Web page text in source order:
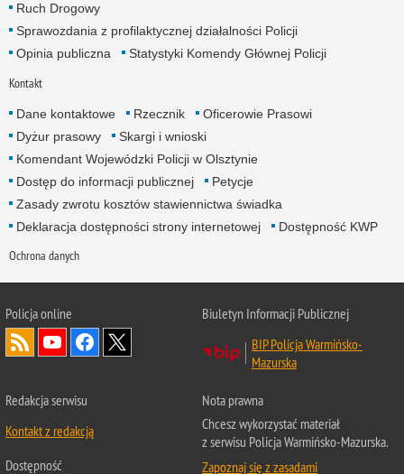
Ruch Drogowy
Sprawozdania z profilaktycznej działalności Policji
Opinia publiczna
Statystyki Komendy Głównej Policji
Kontakt
Dane kontaktowe Rzecznik
Oficerowie Prasowi
Dyżur prasowy
Skargi i wnioski
Komendant Wojewódzki Policji w Olsztynie
Dostęp do informacji publicznej
Petycje
Zasady zwrotu kosztów stawiennictwa świadka
Deklaracja dostępności strony internetowej
Dostępność KWP
Ochrona danych
Policja online
Biuletyn Informacji Publicznej
BIP Policja Warmińsko-
Mazurska
Redakcja serwisu
Kontakt z redakcją
Dostępność
Nota prawna
Chcesz wykorzystać materiał
z serwisu Policja Warmińsko-Mazurska.
Zapoznaj się z zasadami